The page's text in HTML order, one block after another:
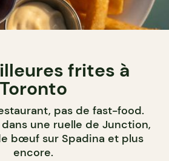
frites à
Toronto
pas de fast-food.
une ruelle de Junction,
bœuf sur Spadina et plus
encore.